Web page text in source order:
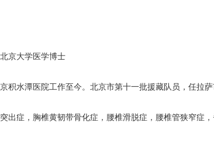
京大学医学博士
积水潭医院工作至今。北京市第十一批援藏队员，任拉
出症，胸椎黄韧带骨化症，腰椎滑脱症，腰椎管狭窄症